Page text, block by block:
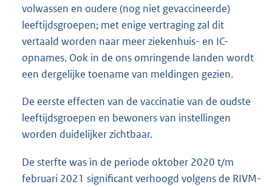
volwassen en oudere (nog niet gevaccineerde)
leeftijdsgroepen; met enige vertraging zal dit
vertaald worden naar meer ziekenhuis- en IC-
opnames. Ook in de ons omringende landen wordt
een dergelijke toename van meldingen gezien.
De eerste effecten van de vaccinatie van de oudste
leeftijdsgroepen en bewoners van instellingen
worden duidelijker zichtbaar.
De sterfte was in de periode oktober 2020 t/m
februari 2021 significant verhoogd volgens de RIVM-